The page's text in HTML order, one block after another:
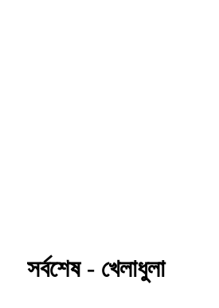
সর্বশেষ - খেলাধুলা